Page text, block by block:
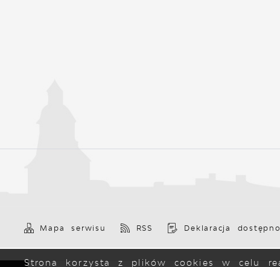
Mapa serwisu RSS Deklaracja
Strona korzysta z plików cookies w celu